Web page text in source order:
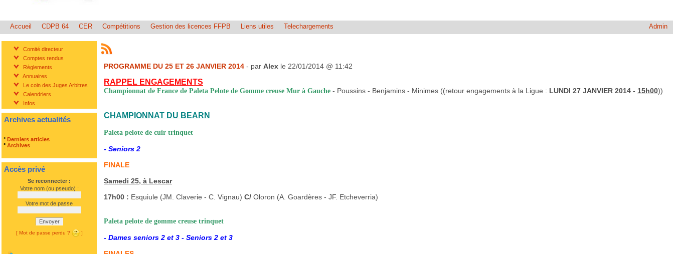
Admin
Accueil CDPB 64 CER Compétitions Gestion des licences FFPB Liens utiles Telechargements
Comité directeur
Comptes rendus
Règlements
Annuaires
Le coin des Juges Arbitres
Calendriers
Infos
Archives actualités
° Derniers articles
° Archives
Accès privé
Se reconnecter :
Votre nom (ou pseudo) :
Votre mot de passe
Envoyer
[ Mot de passe perdu ? ]
PROGRAMME DU 25 ET 26 JANVIER 2014 - par Alex le 22/01/2014 @ 11:42
RAPPEL ENGAGEMENTS
Championnat de France de Paleta Pelote de Gomme creuse Mur à Gauche - Poussins - Benjamins - Minimes ((retour engagements à la Ligue : LUNDI 27 JANVIER 2014 - 15h00))
CHAMPIONNAT DU BEARN
Paleta pelote de cuir trinquet
- Seniors 2
FINALE
Samedi 25, à Lescar
17h00 : Esquiule (JM. Claverie - C. Vignau) C/ Oloron (A. Goardères - JF. Etcheverria)
Paleta pelote de gomme creuse trinquet
- Dames seniors 2 et 3 - Seniors 2 et 3